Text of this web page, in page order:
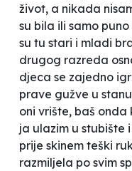
život, a nikada
su bila ili samo
su tu stari i mladi
drugog razreda
djeca se zajedno
prave gužve u
oni vrište, baš
ja ulazim u stubište
prije skinem teški
razmiljela po svim